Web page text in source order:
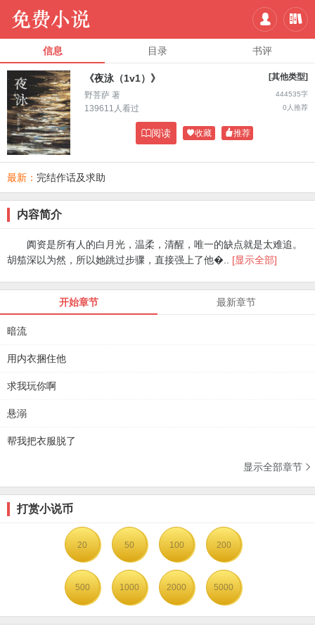
 
信息 目录 书评
[其他类型]
《夜泳（1v1）》
444535字
野菩萨 著
0人推荐
139611人看过
阅读 收藏 推荐
最新： 完结作话及求助
内容简介
阗资是所有人的白月光，温柔，清醒，唯一的缺点就是太难追。
胡笳深以为然，所以她跳过步骤，直接强上了他�.. [显示全部]
开始章节 最新章节
暗流
用内衣捆住他
求我玩你啊
悬溺
帮我把衣服脱了
显示全部章节
打赏小说币
20 50 100 200
500 1000 2000 5000